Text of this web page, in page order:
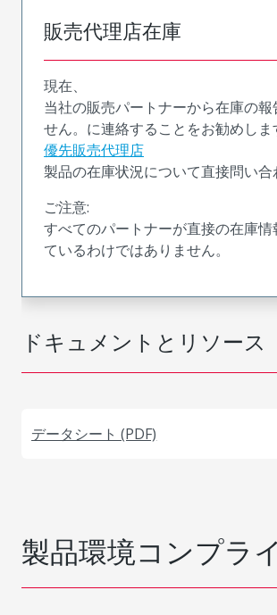
ドキュメントとリソース
データシート (PDF)
販売代理店在庫
現在、
当社の販売パートナーから在庫の報
せん。に連絡することをお勧めしま
優先販売代理店
製品の在庫状況について直接問い合
ご注意:
すべてのパートナーが直接の在庫情
ているわけではありません。
製品環境コンプラ